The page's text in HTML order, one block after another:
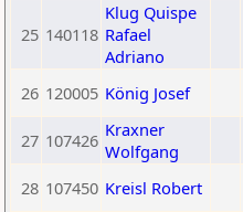
25 140118
Klug Quispe
Rafael
Adriano
26 120005 König Josef
27 107426 Kraxner
Wolfgang
28 107450 Kreisl Robert